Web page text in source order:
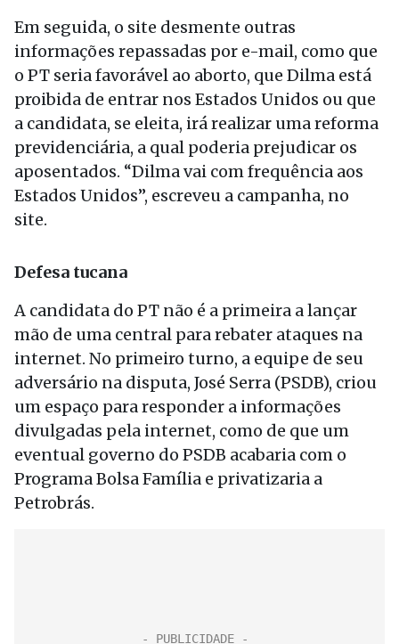
Em seguida, o site desmente outras
informações repassadas por e-mail, como que
o PT seria favorável ao aborto, que Dilma está
proibida de entrar nos Estados Unidos ou que
a candidata, se eleita, irá realizar uma reforma
previdenciária, a qual poderia prejudicar os
aposentados. “Dilma vai com frequência aos
Estados Unidos”, escreveu a campanha, no
site.
Defesa tucana
A candidata do PT não é a primeira a lançar
mão de uma central para rebater ataques na
internet. No primeiro turno, a equipe de seu
adversário na disputa, José Serra (PSDB), criou
um espaço para responder a informações
divulgadas pela internet, como de que um
eventual governo do PSDB acabaria com o
Programa Bolsa Família e privatizaria a
Petrobrás.